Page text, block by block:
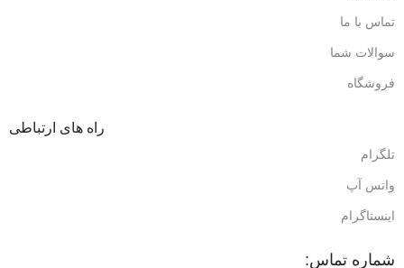
تماس با ما
سوالات شما
فروشگاه
راه های ارتباطی
تلگرام
واتس آپ
اینستاگرام
شماره تماس: